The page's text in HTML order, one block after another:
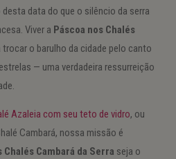
data do que o silêncio da serra
Viver a Páscoa nos Chalés
o barulho da cidade pelo canto
— uma verdadeira ressurreição
Azaleia com seu teto de vidro, ou
Cambará, nossa missão é
Chalés Cambará da Serra seja o